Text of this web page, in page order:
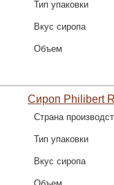
Тип упаковки
Вкус сиропа
Объем
Сироп Philibert
Страна
Тип упаковки
Вкус сиропа